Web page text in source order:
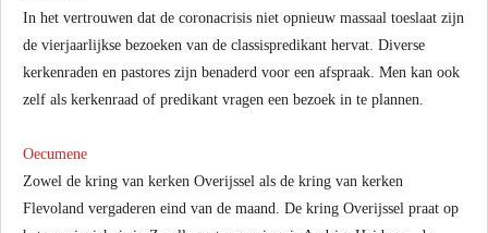
In het vertrouwen dat de coronacrisis niet opnieuw massaal toeslaat zijn
de vierjaarlijkse bezoeken van de classispredikant hervat. Diverse
kerkenraden en pastores zijn benaderd voor een afspraak. Men kan ook
zelf als kerkenraad of predikant vragen een bezoek in te plannen.
Oecumene
Zowel de kring van kerken Overijssel als de kring van kerken
Flevoland vergaderen eind van de maand. De kring Overijssel praat op